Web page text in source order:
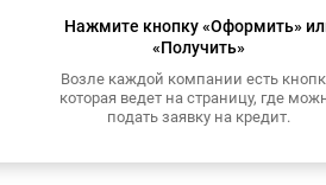
Нажмите кнопку «Оформить»
«Получить»
Возле каждой компании есть
которая ведет на страницу, где
подать заявку на кредит.